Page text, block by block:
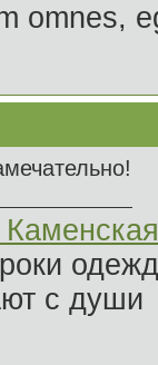
omnes,
с души